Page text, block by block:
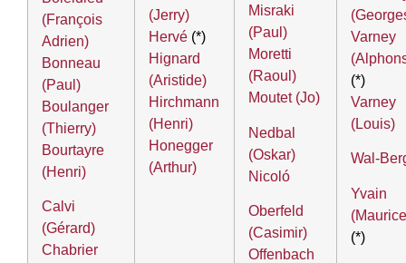
(François
Adrien)
Bonneau
(Paul)
Boulanger
(Thierry)
Bourtayre
(Henri)
Calvi
(Gérard)
Chabrier
(Jerry)
Hervé (*)
Hignard
(Aristide)
Hirchmann
(Henri)
Honegger
(Arthur)
Misraki
(Paul)
Moretti
(Raoul)
Moutet (Jo)
Nedbal
(Oskar)
Nicoló
Oberfeld
(Casimir)
Offenbach
Varney
(*)
Varney
(Louis)
Wal-
Yvain
(*)